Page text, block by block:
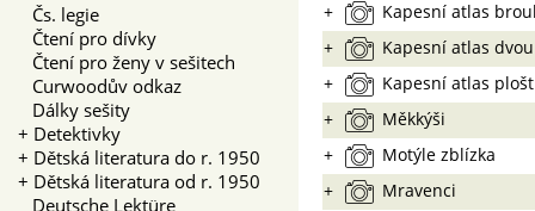
Čs. legie
Čtení pro dívky
Čtení pro ženy v sešitech
Curwoodův odkaz
Dálky sešity
+ Detektivky
+ Dětská literatura do r. 1950
+ Dětská literatura od r. 1950
Deutsche Lektüre
+
Kapesní atlas
+
Kapesní atlas
+
Kapesní atlas
+
Měkkýši
+
Motýle zblízka
+
Mravenci